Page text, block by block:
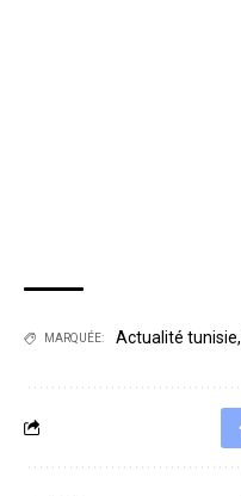
MARQUÉE: Actualité tunisie,